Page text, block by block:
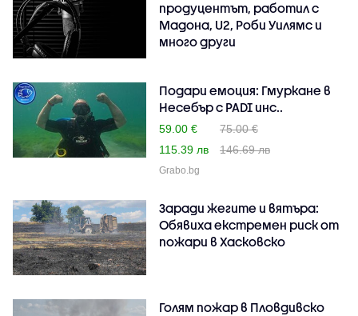
продуцентът, работил с
Мадона, U2, Роби Уилямс и
много други
Подари емоция: Гмуркане в
Несебър с PADI инс..
59.00 €
75.00 €
115.39 лв
146.69 лв
Grabo.bg
Заради жегите и вятъра:
Обявиха екстремен риск от
пожари в Хасковско
Голям пожар в Пловдивско